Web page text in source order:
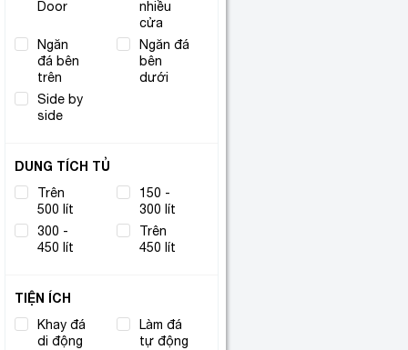
Door
nhiều
cửa
Ngăn
đá bên
trên
Ngăn đá
bên
dưới
Side by
side
DUNG TÍCH TỦ
Trên
500 lít
150 -
300 lít
300 -
450 lít
Trên
450 lít
TIỆN ÍCH
Khay đá
di động
Làm đá
tự động